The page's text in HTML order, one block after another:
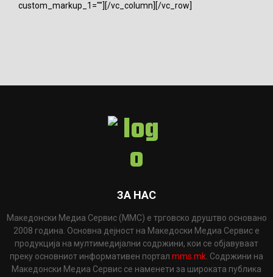
custom_markup_1=""][/vc_column][/vc_row]
ЗА НАС
Македонски Медиа Сервис (ММС) е трговско друштво основано
2008 година. Основна дејност на Македоски Медиа Сервис е
продукција на мултимедијални содржини, кои се објавуваат
преку основниот информативен портал mms.mk . Содржини на
Македонски Медиа Сервис се наменети за широката публика